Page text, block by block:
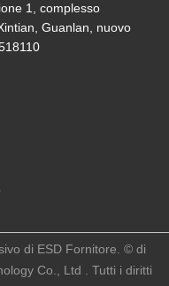
1, complesso
Guanlan, nuovo
di ESD Fornitore. © di
Co., Ltd . Tutti i diritti